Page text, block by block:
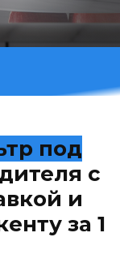
под
с
и
за 1